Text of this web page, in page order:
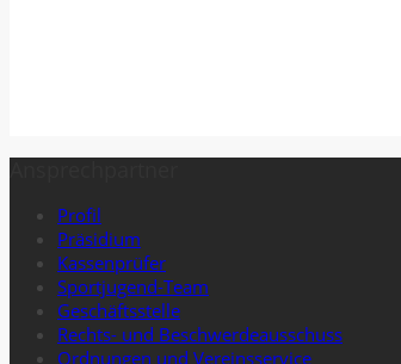
Profil
Präsidium
Kassenprüfer
Sportjugend-Team
Geschäftsstelle
Rechts- und Beschwerdeausschuss
Ordnungen und Vereinsservice